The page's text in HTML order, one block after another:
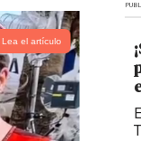
Lea el artículo